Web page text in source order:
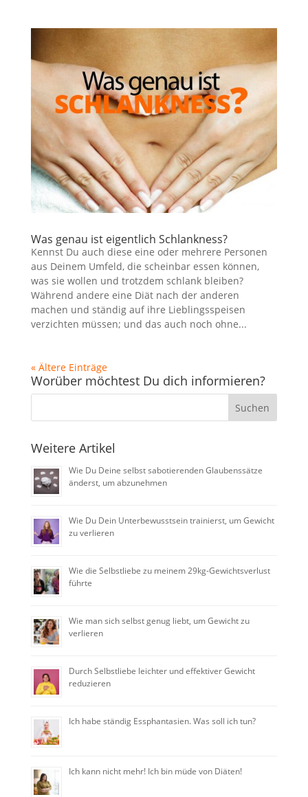
Was genau ist eigentlich Schlankness?
Kennst Du auch diese eine oder mehrere Personen
aus Deinem Umfeld, die scheinbar essen können,
was sie wollen und trotzdem schlank bleiben?
Während andere eine Diät nach der anderen
machen und ständig auf ihre Lieblingsspeisen
verzichten müssen; und das auch noch ohne...
« Ältere Einträge
Worüber möchtest Du dich informieren?
Weitere Artikel
Wie Du Deine selbst sabotierenden Glaubenssätze
änderst, um abzunehmen
Wie Du Dein Unterbewusstsein trainierst, um Gewicht
zu verlieren
Wie die Selbstliebe zu meinem 29kg-Gewichtsverlust
führte
Wie man sich selbst genug liebt, um Gewicht zu
verlieren
Durch Selbstliebe leichter und effektiver Gewicht
reduzieren
Ich habe ständig Essphantasien. Was soll ich tun?
Ich kann nicht mehr! Ich bin müde von Diäten!